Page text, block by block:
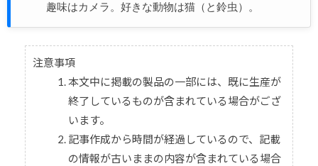
趣味はカメラ。好きな動物は猫（と鈴虫）。
注意事項
本文中に掲載の製品の一部には、既に生産が
終了しているものが含まれている場合がござ
います。
記事作成から時間が経過しているので、記載
の情報が古いままの内容が含まれている場合